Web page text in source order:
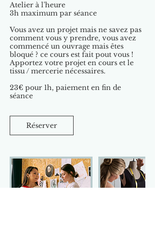
Atelier à l'heure
3h maximum par séance
Vous avez un projet mais ne savez pas
comment vous y prendre, vous avez
commencé un ouvrage mais êtes
bloqué ? ce cours est fait pout vous !
Apportez votre projet en cours et le
tissu / mercerie nécessaires.
23€ pour 1h, paiement en fin de
séance
Réserver